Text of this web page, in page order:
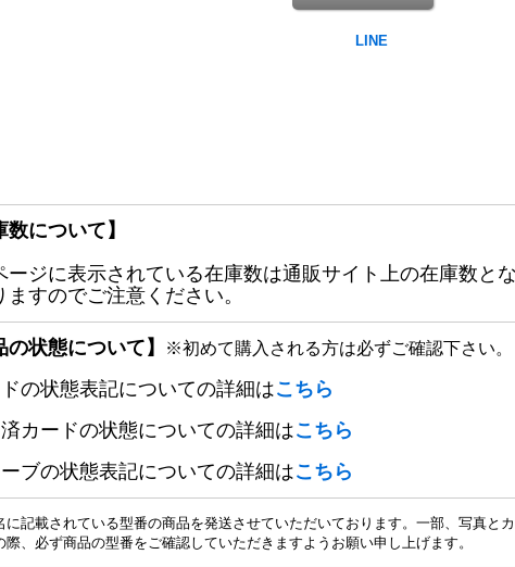
数について】
ージに表示されている在庫数は通販サイト上の在庫数と
ますのでご注意ください。
の状態について】 ※初めて購入される方は必ずご確認下さい。
の状態表記についての詳細はこちら
カードの状態についての詳細はこちら
ブの状態表記についての詳細はこちら
記載されている型番の商品を発送させていただいております。一部、写真と
際、必ず商品の型番をご確認していただきますようお願い申し上げます。